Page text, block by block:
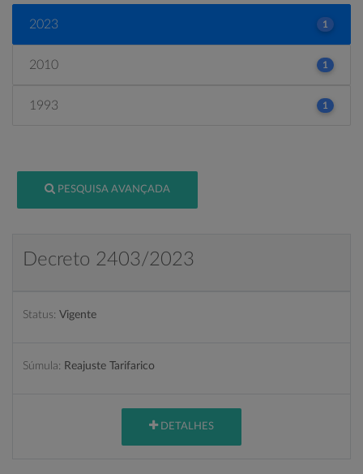
2023 1
2010 1
1993 1
PESQUISA AVANÇADA
Decreto 2403/2023
Status: Vigente
Súmula: Reajuste Tarifarico
DETALHES